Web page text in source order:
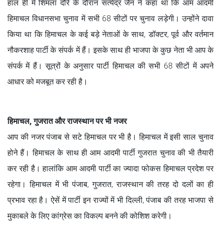
हाल ही में शिमला दौरे के दौरान सत्येंद्र जैन ने कहा था कि आम आदमी
हिमाचल विधानसभा चुनाव में सभी 68 सीटों पर चुनाव लड़ेगी। उन्होंने दावा
किया था कि हिमाचल के कई बड़े नेताओं के साथ, डॉक्टर, पूर्व और वर्तमान
नौकरशाह पार्टी के संपर्क में हैं। इसके साथ ही भाजपा के कुछ नेता भी आप के
संपर्क में हैं। सूत्रों के अनुसार पार्टी हिमाचल की सभी 68 सीटों में अपने
आधार को मजबूत कर रही है।
हिमाचल, गुजरात और राजस्थान पर भी नजर
आप की नजर पंजाब से सटे हिमाचल पर भी है। हिमाचल में इसी साल चुनाव
होने हैं। हिमाचल के साथ ही आम आदमी पार्टी गुजरात चुनाव की भी तैयारी
कर रही है। हालांकि आम आदमी पार्टी का ज्यादा फोकस हिमाचल प्रदेश पर
रहेगा। हिमाचल में भी पंजाब, गुजरात, राजस्थान की तरह दो दलों का ही
प्रभाव रहा है। ऐसें में पार्टी इन राज्यों में भी दिल्ली, पंजाब की तरह भाजपा से
मुकाबले के लिए कांग्रेस का विकल्प बनने की कोशिश करेगी।